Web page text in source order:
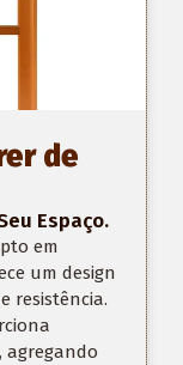
de
Espaço.
em
um design
resistência.
agregando